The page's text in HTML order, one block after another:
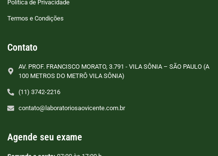
Politica de Privacidade
Termos e Condições
Contato
AV. PROF. FRANCISCO MORATO, 3.791 - VILA SÔNIA – SÃO PAULO (A
100 METROS DO METRÔ VILA SÔNIA)
(11) 3742-2216
contato@laboratoriosaovicente.com.br
Agende seu exame